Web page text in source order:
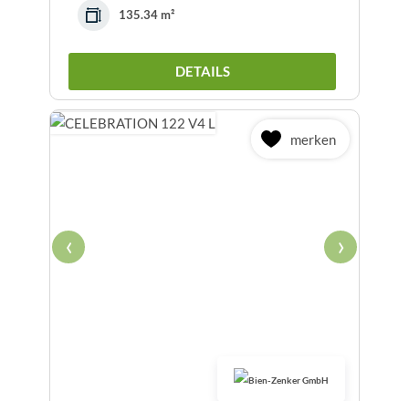
135.34 m²
DETAILS
merken
‹ ›